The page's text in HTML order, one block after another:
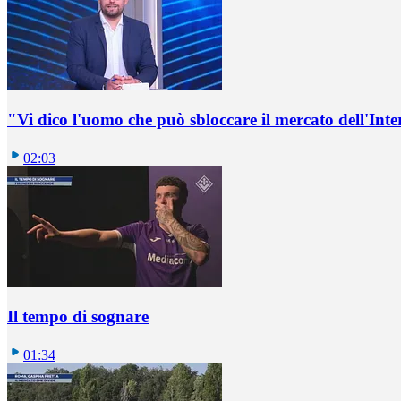
"Vi dico l'uomo che può sbloccare il mercato
02:03
Il tempo di sognare
01:34